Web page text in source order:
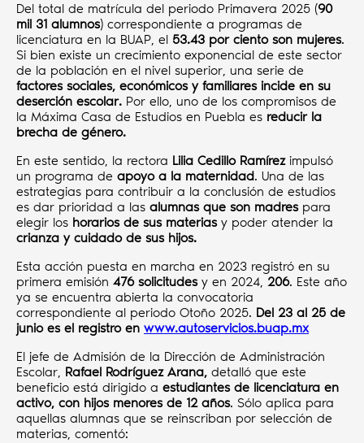
Del total de matrícula del periodo Primavera 2025 (90
mil 31 alumnos) correspondiente a programas de
licenciatura en la BUAP, el 53.43 por ciento son mujeres.
Si bien existe un crecimiento exponencial de este sector
de la población en el nivel superior, una serie de
factores sociales, económicos y familiares incide en su
deserción escolar. Por ello, uno de los compromisos de
la Máxima Casa de Estudios en Puebla es reducir la
brecha de género.
En este sentido, la rectora Lilia Cedillo Ramírezimpulsó
un programa de apoyo a la maternidad. Una de las
estrategias para contribuir a la conclusión de estudios
es dar prioridad a las alumnas que son madrespara
elegir los horarios de sus materiasy poder atender la
crianza y cuidado de sus hijos.
Esta acción puesta en marcha en 2023 registró en su
primera emisión 476 solicitudesy en 2024, 206. Este año
ya se encuentra abierta la convocatoria
correspondiente al periodo Otoño 2025. Del 23 al 25 de
junio es el registro en www.autoservicios.buap.mx
El jefe de Admisión de la Dirección de Administración
Escolar, Rafael Rodríguez Arana, detalló que este
beneficio está dirigido a estudiantes de licenciatura en
activo, con hijos menores de 12 años. Sólo aplica para
aquellas alumnas que se reinscriban por selección de
materias, comentó: